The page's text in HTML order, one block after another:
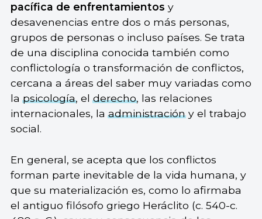
pacífica de enfrentamientos y
desavenencias entre dos o más personas,
grupos de personas o incluso países. Se trata
de una disciplina conocida también como
conflictología o transformación de conflictos,
cercana a áreas del saber muy variadas como
lapsicología, elderecho, las relaciones
internacionales, laadministracióny el trabajo
social.
En general, se acepta que los conflictos
forman parte inevitable de la vida humana, y
que su materialización es, como lo afirmaba
el antiguo filósofo griego Heráclito (c. 540-c.